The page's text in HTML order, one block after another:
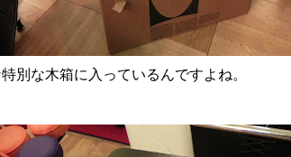
別な木箱に入っているんですよね。